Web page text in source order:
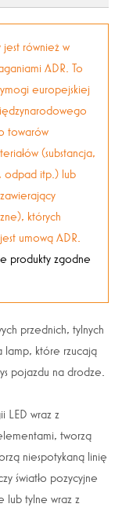
również w
ADR. To
europejskiej
towarów
(substancja,
odpad itp.) lub
których
umową ADR.
produkty zgodne
przednich, tylnych
lamp, które rzucają
pojazdu na drodze.
LED wraz z
tworzą
niespotykaną linię
światło pozycyjne
lub tylne wraz z